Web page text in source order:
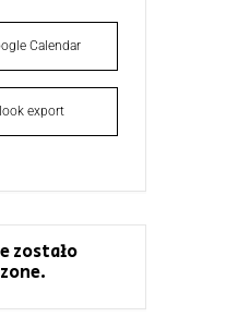
Calendar
export
zostało